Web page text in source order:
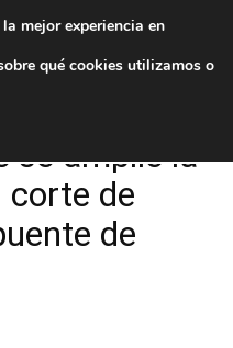
se amplíe la
corte de
de
mejor experiencia en
qué cookies utilizamos o